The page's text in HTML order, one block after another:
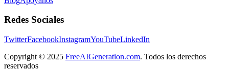
Redes Sociales
TwitterFacebookInstagramYouTubeLinkedIn
Copyright © 2025 FreeAIGeneration.com. Todos los derechos
reservados